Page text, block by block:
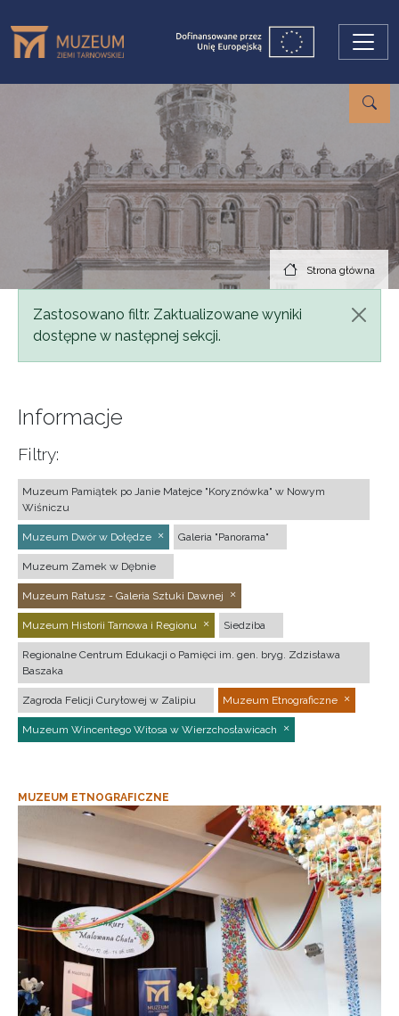
Strona główna
Komunikat
Zastosowano filtr. Zaktualizowane wyniki
dostępne w następnej sekcji.
Informacje
Filtry:
Muzeum Pamiątek po Janie Matejce "Koryznówka" w Nowym
Wiśniczu
Muzeum Dwór w Dołędze Galeria "Panorama"
Muzeum Zamek w Dębnie
Muzeum Ratusz - Galeria Sztuki Dawnej
Muzeum Historii Tarnowa i Regionu Siedziba
Regionalne Centrum Edukacji o Pamięci im. gen. bryg. Zdzisława
Baszaka
Zagroda Felicji Curyłowej w Zalipiu Muzeum Etnograficzne
Muzeum Wincentego Witosa w Wierzchosławicach
MUZEUM ETNOGRAFICZNE